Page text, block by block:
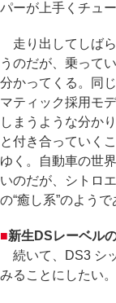
パーが上手くチュ
走り出してしば
うのだが、乗って
分かってくる。同
マティック採用モ
しまうような分か
と付き合っていく
ゆく。自動車の世
いのだが、シトロ
の“癒し系”のようで
■新生DSレーベル
続いて、DS3 シ
みることにしたい。